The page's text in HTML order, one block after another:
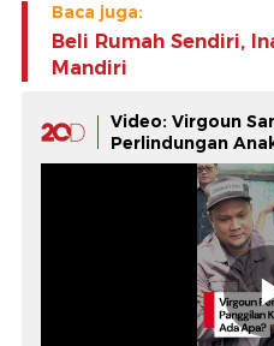
Baca juga:
Beli Rumah Sendiri,
Mandiri
Video: Virgoun
Perlindungan
Inara